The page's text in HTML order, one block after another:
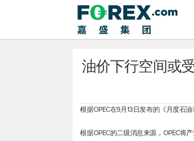
油价下行空间或
根据OPEC在9月13日发布的《月度石
根据OPEC的二级消息来源，OPEC将